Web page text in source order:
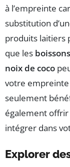
à l’empreinte
substitution
produits laitiers
que les
noix de coco
votre empreinte
seulement
également offrir
intégrer dans
Explorer